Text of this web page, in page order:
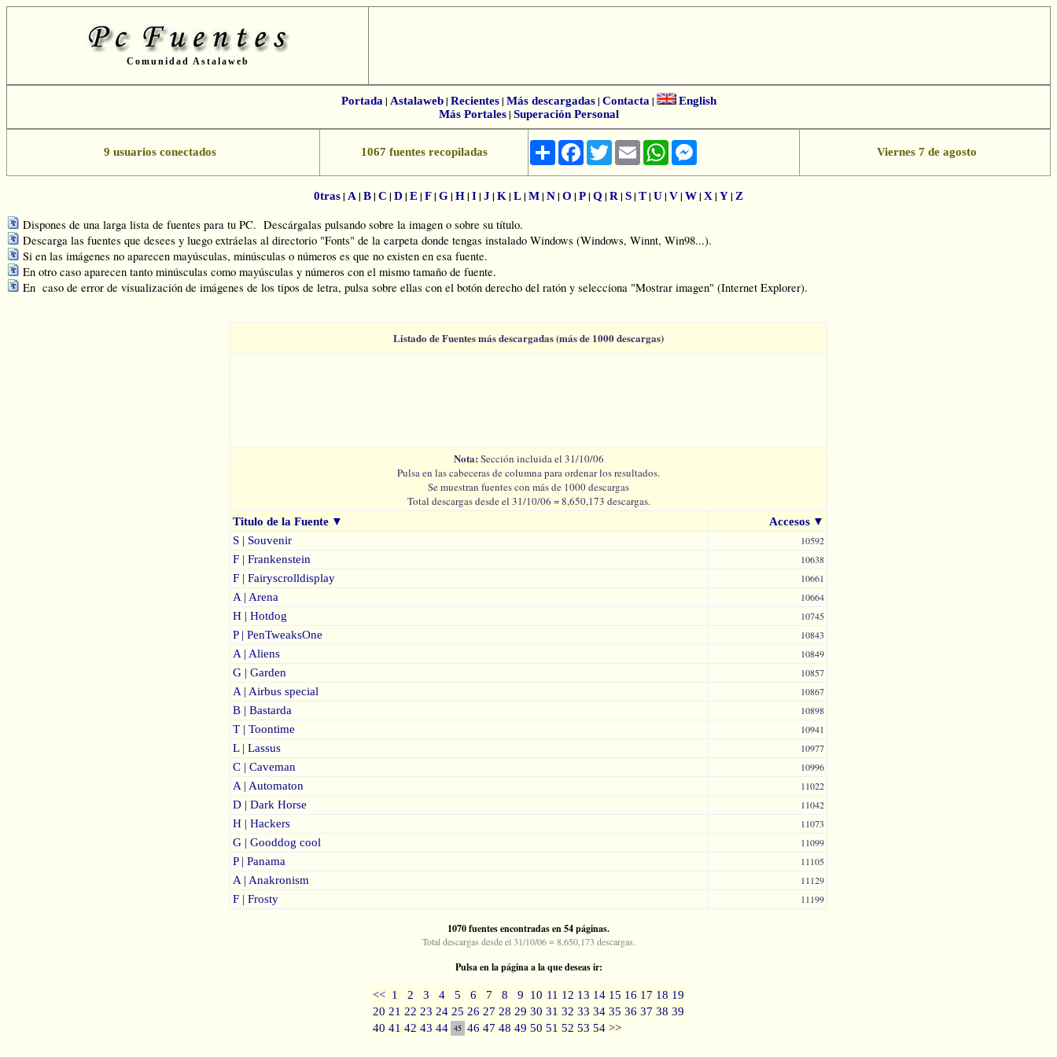
Comunidad Astalaweb
Portada| Astalaweb| Recientes| Más descargadas| Contacta|
English
Más Portales| Superación Personal
9 usuarios conectados 1067 fuentes recopiladas Share Facebook
TwitterEmail WhatsApp Viernes 7 de agosto
0tras| A | B| C | D | E| F| G| H| I| J | K | L| M| N| O | P| Q | R | S| T| U| V| W| X | Y| Z
Dispones de una larga lista de fuentes para tu PC. Descárgalas pulsando sobre la imagen o sobre su título.
Descarga las fuentes que desees y luego extráelas al directorio "Fonts" de la carpeta donde tengas instalado Windows (Windows, Winnt, Win98...).
Si en las imágenes no aparecen mayúsculas, minúsculas o números es que no existen en esa fuente.
En otro caso aparecen tanto minúsculas como mayúsculas y números con el mismo tamaño de fuente.
En caso de error de visualización de imágenes de los tipos de letra, pulsa sobre ellas con el botón derecho del ratón y selecciona "Mostrar imagen" (Internet Explorer).
Listado de Fuentes más descargadas (más de 1000 descargas)
Nota: Sección incluida el 31/10/06
Pulsa en las cabeceras de columna para ordenar los resultados.
Se muestran fuentes con más de 1000 descargas
Total descargas desde el 31/10/06 = 8,650,173 descargas.
Titulo de la Fuente ▼ Accesos ▼
S | Souvenir
10592
F | Frankenstein
10638
F | Fairyscrolldisplay
10661
A | Arena
10664
H | Hotdog
10745
P | PenTweaksOne
10843
A | Aliens
10849
G | Garden
10857
A | Airbus special
10867
B | Bastarda
10898
T | Toontime
10941
L | Lassus
10977
C | Caveman
10996
A | Automaton
11022
D | Dark Horse
11042
H | Hackers
11073
G | Gooddog cool
11099
P | Panama
11105
A | Anakronism
11129
F | Frosty
11199
1070 fuentes encontradas en 54 páginas.
Total descargas desde el 31/10/06 = 8,650,173 descargas.
Pulsa en la página a la que deseas ir:
<< 1 2 3 4 5 6 7 8 9 10 11 12 13 14 15 16 17 18 19
20 21 22 23 24 25 26 27 28 29 30 31 32 33 34 35 36 37 38 39
40 41 42 43 44 45 46 47 48 49 50 51 52 53 54 >>